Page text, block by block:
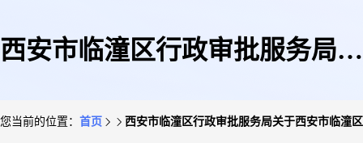
西安市临潼区行政审批服务局关
您当前的位置： 首页 西安市临潼区行政审批服务局关于西安市临潼